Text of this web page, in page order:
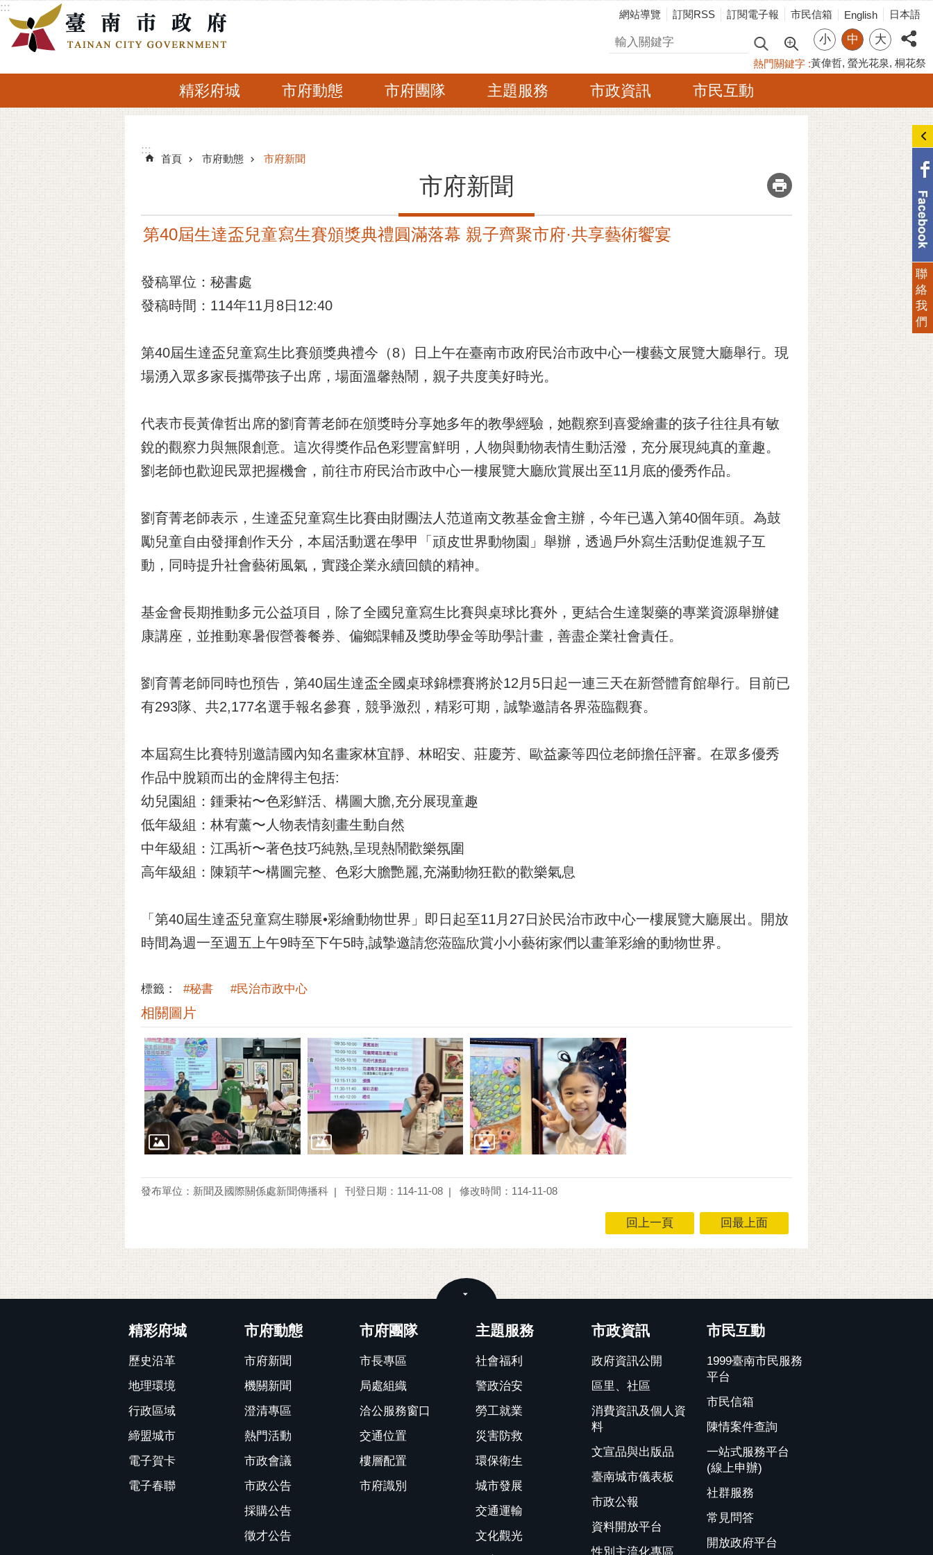
跳到主要內容區塊
:::
網站導覽 訂閱RSS 訂閱電子報 市民信箱 English 日本語
搜尋 小 中 大
熱門關鍵字 黃偉哲 螢光花泉 桐花祭
精彩府城 市府動態 市府團隊 主題服務 市政資訊 市民互動
:::
:::
首頁 市府動態 市府新聞
市府新聞 _
第40屆生達盃兒童寫生賽頒獎典禮圓滿落幕 親子齊聚市府·共享藝術饗宴
發稿單位：秘書處
發稿時間：114年11月8日12:40
第40屆生達盃兒童寫生比賽頒獎典禮今（8）日上午在臺南市政府民治市政中心一樓藝文展覽大廳舉行。現
場湧入眾多家長攜帶孩子出席，場面溫馨熱鬧，親子共度美好時光。
代表市長黃偉哲出席的劉育菁老師在頒獎時分享她多年的教學經驗，她觀察到喜愛繪畫的孩子往往具有敏
銳的觀察力與無限創意。這次得獎作品色彩豐富鮮明，人物與動物表情生動活潑，充分展現純真的童趣。
劉老師也歡迎民眾把握機會，前往市府民治市政中心一樓展覽大廳欣賞展出至11月底的優秀作品。
劉育菁老師表示，生達盃兒童寫生比賽由財團法人范道南文教基金會主辦，今年已邁入第40個年頭。為鼓
勵兒童自由發揮創作天分，本屆活動選在學甲「頑皮世界動物園」舉辦，透過戶外寫生活動促進親子互
動，同時提升社會藝術風氣，實踐企業永續回饋的精神。
基金會長期推動多元公益項目，除了全國兒童寫生比賽與桌球比賽外，更結合生達製藥的專業資源舉辦健
康講座，並推動寒暑假營養餐券、偏鄉課輔及獎助學金等助學計畫，善盡企業社會責任。
劉育菁老師同時也預告，第40屆生達盃全國桌球錦標賽將於12月5日起一連三天在新營體育館舉行。目前已
有293隊、共2,177名選手報名參賽，競爭激烈，精彩可期，誠摯邀請各界蒞臨觀賽。
本屆寫生比賽特別邀請國內知名畫家林宜靜、林昭安、莊慶芳、歐益豪等四位老師擔任評審。在眾多優秀
作品中脫穎而出的金牌得主包括:
幼兒園組：鍾秉祐〜色彩鮮活、構圖大膽,充分展現童趣
低年級組：林宥薰〜人物表情刻畫生動自然
中年級組：江禹祈〜著色技巧純熟,呈現熱鬧歡樂氛圍
高年級組：陳穎芊〜構圖完整、色彩大膽艷麗,充滿動物狂歡的歡樂氣息
「第40屆生達盃兒童寫生聯展•彩繪動物世界」即日起至11月27日於民治市政中心一樓展覽大廳展出。開放
時間為週一至週五上午9時至下午5時,誠摯邀請您蒞臨欣賞小小藝術家們以畫筆彩繪的動物世界。
標籤： #秘書 #民治市政中心
相關圖片
發布單位：新聞及國際關係處新聞傳播科 刊登日期：114-11-08 修改時間：114-11-08
回上一頁 回最上面
精彩府城
歷史沿革
地理環境
行政區域
締盟城市
電子賀卡
電子春聯
市府動態
市府新聞
機關新聞
澄清專區
熱門活動
市政會議
市政公告
採購公告
徵才公告
市府團隊
市長專區
局處組織
洽公服務窗口
交通位置
樓層配置
市府識別
主題服務
社會福利
警政治安
勞工就業
災害防救
環保衛生
城市發展
交通運輸
文化觀光
市政資訊
政府資訊公開
區里、社區
消費資訊及個人資
料
文宣品與出版品
臺南城市儀表板
市政公報
資料開放平台
性別主流化專區
市民互動
1999臺南市民服務
平台
市民信箱
陳情案件查詢
一站式服務平台
(線上申辦)
社群服務
常見問答
開放政府平台
聯
絡
我
們